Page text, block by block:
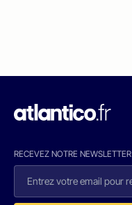
RECEVEZ NOTRE NEWSLETTER